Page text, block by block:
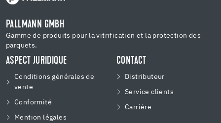
PALLMANN GMBH
Gamme de produits pour la vitrification et la protection des
parquets.
ASPECT JURIDIQUE
Conditions générales de
vente
Conformité
Mention légales
CONTACT
Distributeur
Service clients
Carriére